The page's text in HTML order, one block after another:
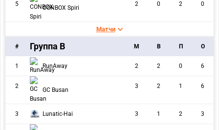
5
CONBOX Spiri
2 0 2 0
Матчи
# Группа В M В П О
1 RunAway 2 2 0 6
2
GC Busan
3 2 1 6
3 Lunatic-Hai 3 1 2 3